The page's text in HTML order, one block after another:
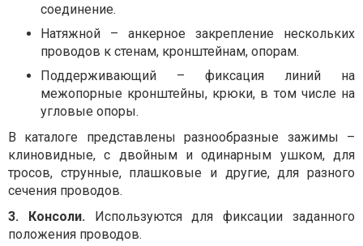
соединение.
Натяжной – анкерное закрепление нескольких
проводов к стенам, кронштейнам, опорам.
Поддерживающий – фиксация линий на
межопорные кронштейны, крюки, в том числе на
угловые опоры.
В каталоге представлены разнообразные зажимы –
клиновидные, с двойным и одинарным ушком, для
тросов, струнные, плашковые и другие, для разного
сечения проводов.
3. Консоли.Используются для фиксации заданного
положения проводов.